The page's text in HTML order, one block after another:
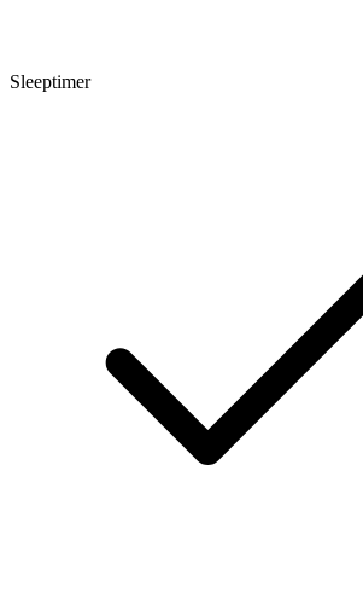
Sleeptimer